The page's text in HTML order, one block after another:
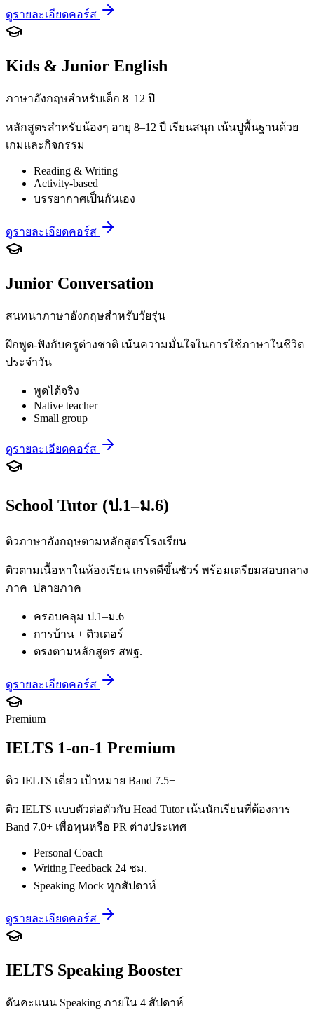
ดูรายละเอียดคอร์ส
Kids & Junior English
ภาษาอังกฤษสำหรับเด็ก 8–12 ปี
หลักสูตรสำหรับน้องๆ อายุ 8–12 ปี เรียนสนุก เน้นปูพื้นฐานด้วย
เกมและกิจกรรม
Reading & Writing
Activity-based
บรรยากาศเป็นกันเอง
ดูรายละเอียดคอร์ส
Junior Conversation
สนทนาภาษาอังกฤษสำหรับวัยรุ่น
ฝึกพูด-ฟังกับครูต่างชาติ เน้นความมั่นใจในการใช้ภาษาในชีวิต
ประจำวัน
พูดได้จริง
Native teacher
Small group
ดูรายละเอียดคอร์ส
School Tutor (ป.1–ม.6)
ติวภาษาอังกฤษตามหลักสูตรโรงเรียน
ติวตามเนื้อหาในห้องเรียน เกรดดีขึ้นชัวร์ พร้อมเตรียมสอบกลาง
ภาค–ปลายภาค
ครอบคลุม ป.1–ม.6
การบ้าน + ติวเตอร์
ตรงตามหลักสูตร สพฐ.
ดูรายละเอียดคอร์ส
Premium
IELTS 1-on-1 Premium
ติว IELTS เดี่ยว เป้าหมาย Band 7.5+
ติว IELTS แบบตัวต่อตัวกับ Head Tutor เน้นนักเรียนที่ต้องการ
Band 7.0+ เพื่อทุนหรือ PR ต่างประเทศ
Personal Coach
Writing Feedback 24 ชม.
Speaking Mock ทุกสัปดาห์
ดูรายละเอียดคอร์ส
IELTS Speaking Booster
ดันคะแนน Speaking ภายใน 4 สัปดาห์